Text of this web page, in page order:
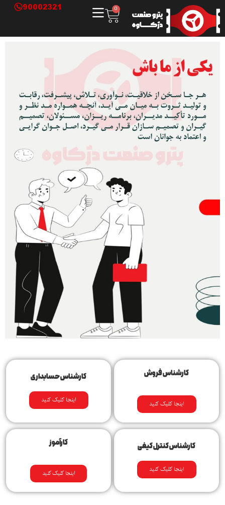
0
90002321
کارشناس فروش
اینجا کلیک کنید
کارشناس حسابداری
اینجا کلیک کنید
کارشناس کنترل کیفی
اینجا کلیک کنید
کارآموز
اینجا کلیک کنید